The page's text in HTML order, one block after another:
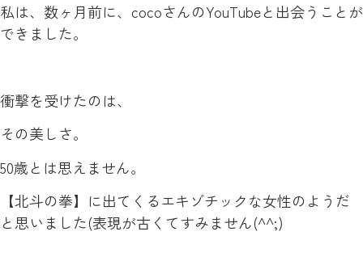
私は、数ヶ月前に、cocoさんのYouTubeと出会うことが
できました。
衝撃を受けたのは、
その美しさ。
50歳とは思えません。
【北斗の拳】に出てくるエキゾチックな女性のようだ
と思いました(表現が古くてすみません(^^;)